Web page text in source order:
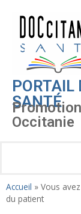
PORTAIL
SANTÉ
Occitanie
Accueil » Vous
du patient